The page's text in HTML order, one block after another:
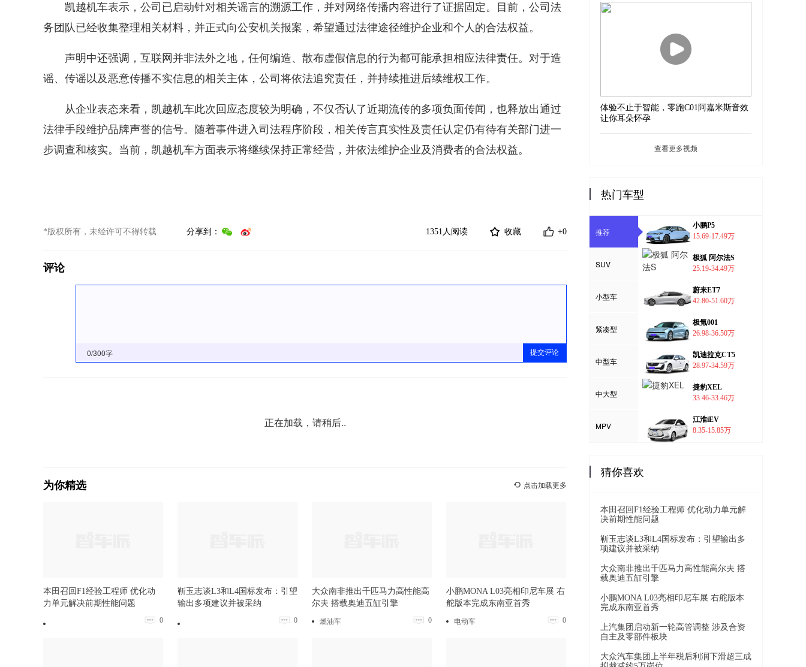
凯越机车表示，公司已启动针对相关谣言的溯源工作，并对网络传播内容进行了证据固定。目前，公司法
务团队已经收集整理相关材料，并正式向公安机关报案，希望通过法律途径维护企业和个人的合法权益。
声明中还强调，互联网并非法外之地，任何编造、散布虚假信息的行为都可能承担相应法律责任。对于造
谣、传谣以及恶意传播不实信息的相关主体，公司将依法追究责任，并持续推进后续维权工作。
从企业表态来看，凯越机车此次回应态度较为明确，不仅否认了近期流传的多项负面传闻，也释放出通过
法律手段维护品牌声誉的信号。随着事件进入司法程序阶段，相关传言真实性及责任认定仍有待有关部门进一
步调查和核实。当前，凯越机车方面表示将继续保持正常经营，并依法维护企业及消费者的合法权益。
*版权所有，未经许可不得转载 分享到： +0
收藏
1351人阅读
评论
0/300字 提交评论
正在加载，请稍后..
为你精选 点击加载更多
本田召回F1经验工程师 优化动
力单元解决前期性能问题
0
靳玉志谈L3和L4国标发布：引望
输出多项建议并被采纳
0
大众南非推出千匹马力高性能高
尔夫 搭载奥迪五缸引擎
燃油车 0
小鹏MONA L03亮相印尼车展 右
舵版本完成东南亚首秀
电动车 0
体验不止于智能，零跑C01阿嘉米斯音效
让你耳朵怀孕
查看更多视频
热门车型
推荐
SUV
小型车
紧凑型
中型车
中大型
MPV
小鹏P5
15.69-17.49万
极狐 阿尔法S
25.19-34.49万
蔚来ET7
42.80-51.60万
极氪001
26.98-36.50万
凯迪拉克CT5
28.97-34.59万
捷豹XEL
33.46-33.46万
江淮iEV
8.35-15.85万
猜你喜欢
本田召回F1经验工程师 优化动力单元解
决前期性能问题
靳玉志谈L3和L4国标发布：引望输出多
项建议并被采纳
大众南非推出千匹马力高性能高尔夫 搭
载奥迪五缸引擎
小鹏MONA L03亮相印尼车展 右舵版本
完成东南亚首秀
上汽集团启动新一轮高管调整 涉及合资
自主及零部件板块
大众汽车集团上半年税后利润下滑超三成